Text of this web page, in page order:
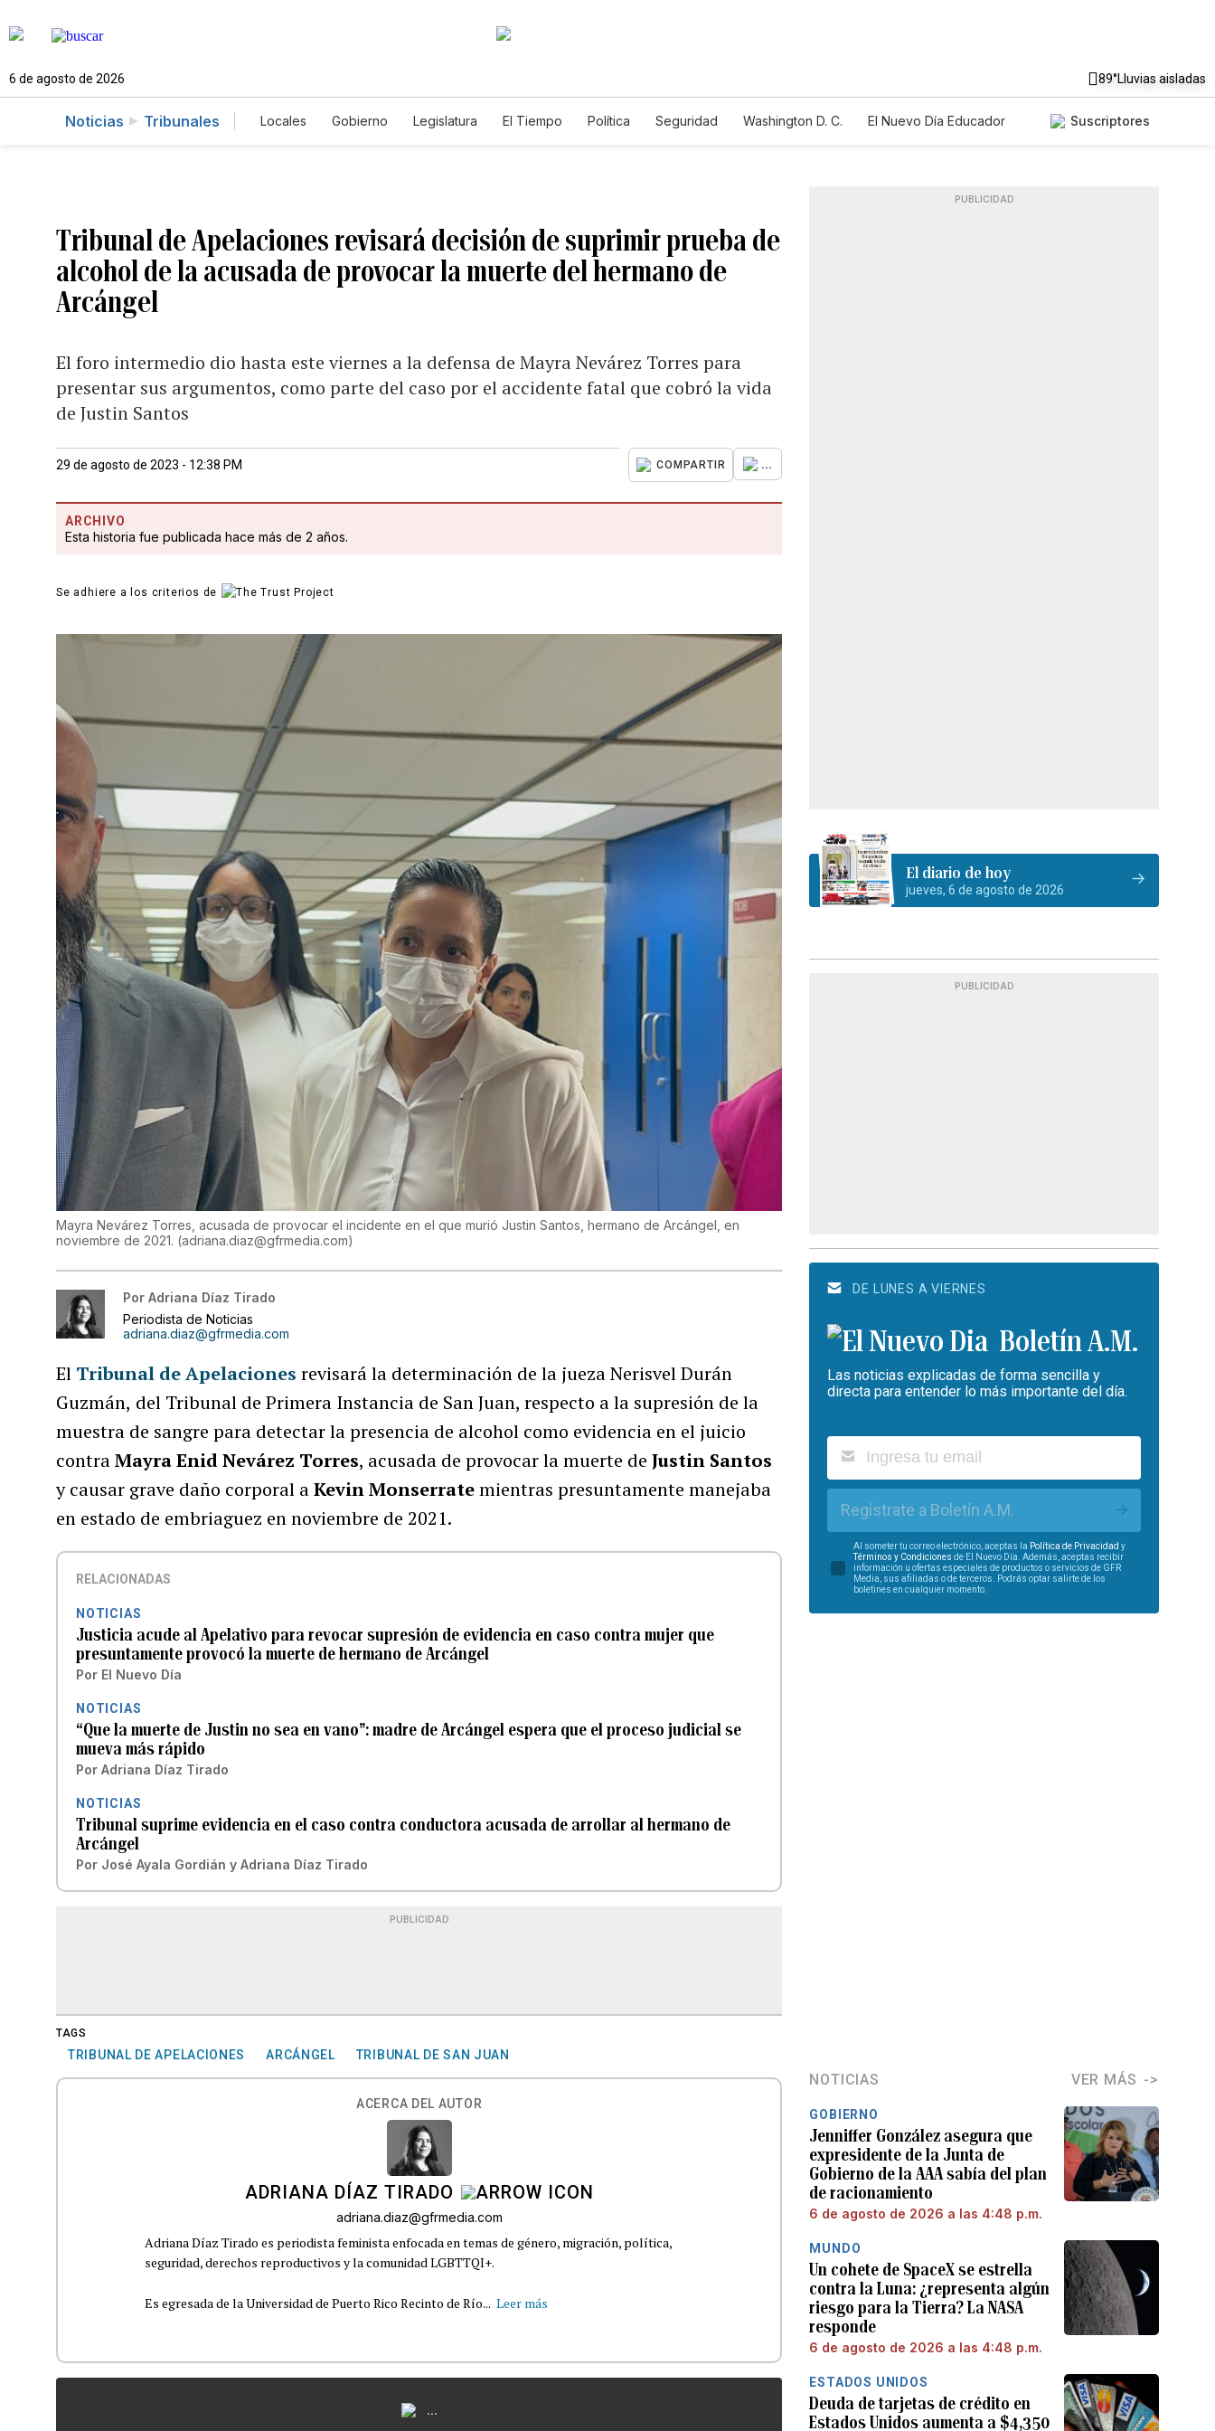
6 de agosto de 2026 89°Lluvias aisladas
Noticias Tribunales Locales Gobierno Legislatura El Tiempo Política Seguridad Washington D. C.
El Nuevo Día Educador
Suscriptores
Tribunal de Apelaciones revisará decisión de suprimir prueba de
alcohol de la acusada de provocar la muerte del hermano de
Arcángel
El foro intermedio dio hasta este viernes a la defensa de Mayra Nevárez Torres para
presentar sus argumentos, como parte del caso por el accidente fatal que cobró la vida
de Justin Santos
29 de agosto de 2023 - 12:38 PM COMPARTIR ...
ARCHIVO
Esta historia fue publicada hace más de 2 años.
Se adhiere a los criterios de
Mayra Nevárez Torres, acusada de provocar el incidente en el que murió Justin Santos, hermano de Arcángel, en
noviembre de 2021. (adriana.diaz@gfrmedia.com)
Por Adriana Díaz Tirado
Periodista de Noticias
adriana.diaz@gfrmedia.com
El Tribunal de Apelaciones revisará la determinación de la jueza Nerisvel Durán
Guzmán, del Tribunal de Primera Instancia de San Juan, respecto a la supresión de la
muestra de sangre para detectar la presencia de alcohol como evidencia en el juicio
contraMayra Enid Nevárez Torres, acusada de provocar la muerte deJustin Santos
y causar grave daño corporal aKevin Monserratemientras presuntamente manejaba
en estado de embriaguez en noviembre de 2021.
RELACIONADAS
NOTICIAS
Justicia acude al Apelativo para revocar supresión de evidencia en caso contra mujer que
presuntamente provocó la muerte de hermano de Arcángel
Por El Nuevo Día
NOTICIAS
“Que la muerte de Justin no sea en vano”: madre de Arcángel espera que el proceso judicial se
mueva más rápido
Por Adriana Díaz Tirado
NOTICIAS
Tribunal suprime evidencia en el caso contra conductora acusada de arrollar al hermano de
Arcángel
Por José Ayala Gordián yAdriana Díaz Tirado
PUBLICIDAD
TAGS
TRIBUNAL DE APELACIONES ARCÁNGEL TRIBUNAL DE SAN JUAN
ACERCA DEL AUTOR
ADRIANA DÍAZ TIRADO
adriana.diaz@gfrmedia.com
Adriana Díaz Tirado es periodista feminista enfocada en temas de género, migración, política,
seguridad, derechos reproductivos y la comunidad LGBTTQI+.
Es egresada de la Universidad de Puerto Rico Recinto de Río... Leer más
...
PUBLICIDAD
El diario de hoy
jueves, 6 de agosto de 2026
PUBLICIDAD
DE LUNES A VIERNES
Boletín A.M.
Las noticias explicadas de forma sencilla y
directa para entender lo más importante del día.
Regístrate a Boletín A.M.
Al someter tu correo electrónico, aceptas la Política de Privacidad y
Términos y Condiciones de El Nuevo Día. Además, aceptas recibir
información u ofertas especiales de productos o servicios de GFR
Media, sus afiliadas o de terceros. Podrás optar salirte de los
boletines en cualquier momento.
NOTICIAS VER MÁS
GOBIERNO
Jenniffer González asegura que
expresidente de la Junta de
Gobierno de la AAA sabía del plan
de racionamiento
6 de agosto de 2026 a las 4:48 p.m.
MUNDO
Un cohete de SpaceX se estrella
contra la Luna: ¿representa algún
riesgo para la Tierra? La NASA
responde
6 de agosto de 2026 a las 4:48 p.m.
ESTADOS UNIDOS
Deuda de tarjetas de crédito en
Estados Unidos aumenta a $4,350